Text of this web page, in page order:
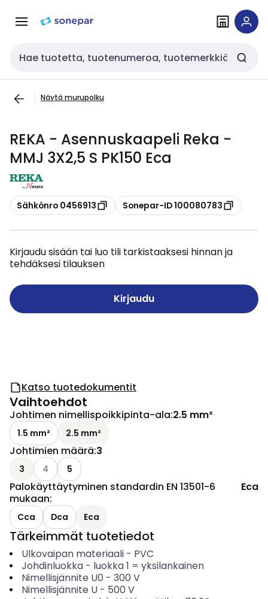
navigointiinsisältöön
Haku
Näytä murupolku
REKA - Asennuskaapeli Reka -
MMJ 3X2,5 S PK150 Eca
Kopioi
Sähkönro 0456913 Kopioi
Sonepar-ID 100080783
Kirjaudu sisään tai luo tili tarkistaaksesi hinnan ja
tehdäksesi tilauksen
Kirjaudu
Katso tuotedokumentit
Vaihtoehdot
Johtimen nimellispoikkipinta-ala:2.5 mm²
1.5 mm² 2.5 mm²
Johtimien määrä:3
3 Katso käytettävissä olevat vaihtoehdot
4 5
Palokäyttäytyminen standardin EN 13501-6
mukaan:
Eca
Cca Dca Eca
Tärkeimmät tuotetiedot
Ulkovaipan materiaali- PVC
Johdinluokka- luokka 1 = yksilankainen
Nimellisjännite U0 - 300 V
Nimellisjännite U- 500 V